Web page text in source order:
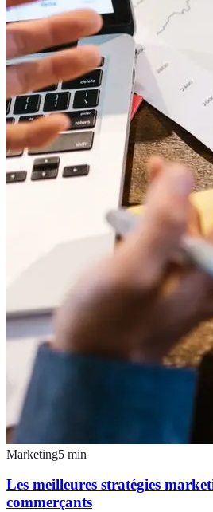
Marketing5 min
Les meilleures stratégies
commerçants